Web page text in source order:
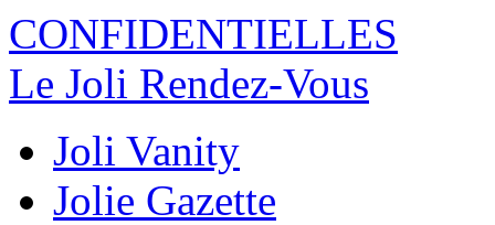
CONFIDENTIELLES
Le Joli Rendez-Vous
Joli Vanity
Jolie Gazette